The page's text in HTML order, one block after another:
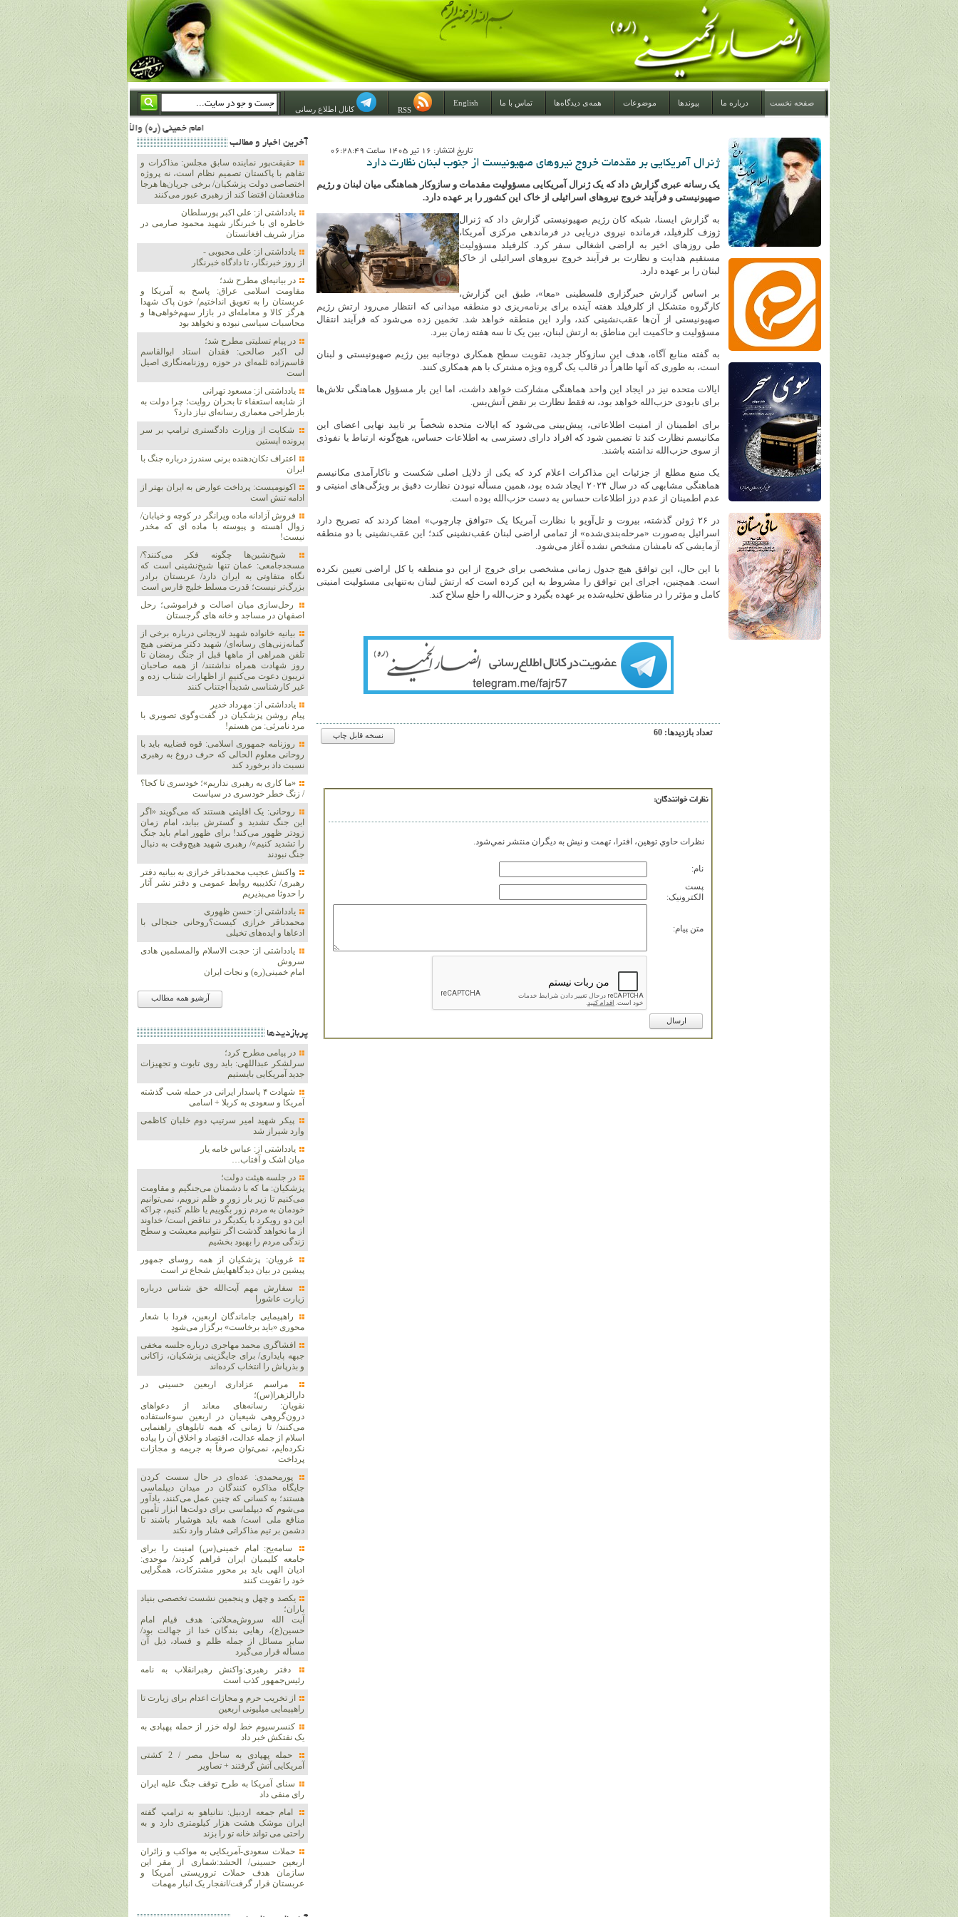
صفحه نخست درباره ما پیوندها موضوعات همه‌ی دیدگاه‌ها تماس با ما
English
کانال اطلاع رسانی
امام خمینی (ره) والله اسلام تمامش سیاست است؛ ***** امام شهید: به گفتار امام و کردار امام اهتمام بورزید ***** امام خمینی(ره): ان شاء الله ما اندوه دلمان را در وقت مناسب با انتقام از امریکا و آل سعود برطرف خواهیم ساخت و داغ و حسرت حلاوت این جنایت بزرگ را بر دلشان خواهیم نهاد 1367/4/29 ***** امام خمینی(رحمة الله علیه) : حکومت آل سعود، این وهابیهای پست بیخبر از خدا بسان خنجرند که همیشه از پشت در قلب مسلمانان فرو رفته‌اند 1366/5/12***** امام خمینی (ره) شهادت در راه خدا مسئله ای نیست که بشود با
تاريخ انتشار: 16 تير 1405 ساعت 06:28:49
ژنرال آمریکایی بر مقدمات خروج نیروهای صهیونیست از جنوب لبنان نظارت دارد
یک رسانه‌ عبری گزارش داد که یک ژنرال آمریکایی مسؤولیت مقدمات و سازوکار هماهنگی میان لبنان و رژیم
صهیونیستی و فرآیند خروج نیروهای اسرائیلی از خاک این کشور را بر عهده دارد.
به گزارش ایسنا، شبکه کان رژیم صهیونیستی گزارش داد که ژنرال
ژوزف کلرفیلد، فرمانده نیروی دریایی در فرماندهی مرکزی آمریکا،
طی روزهای اخیر به اراضی اشغالی سفر کرد. کلرفیلد مسؤولیت
مستقیم هدایت و نظارت بر فرآیند خروج نیروهای اسرائیلی از خاک
لبنان را بر عهده دارد.
بر اساس گزارش خبرگزاری فلسطینی «معا»، طبق این گزارش،
کارگروه متشکل از کلرفیلد هفته آینده برای برنامه‌ریزی دو منطقه میدانی که انتظار می‌رود ارتش رژیم
صهیونیستی از آن‌ها عقب‌نشینی کند، وارد این منطقه خواهد شد. تخمین زده می‌شود که فرآیند انتقال
مسؤولیت و حاکمیت این مناطق به ارتش لبنان، بین یک تا سه هفته زمان ببرد.
به گفته منابع آگاه، هدف این سازوکار جدید، تقویت سطح همکاری دوجانبه بین رژیم صهیونیستی و لبنان
است، به طوری که آنها ظاهراً در قالب یک گروه ویژه مشترک با هم همکاری کنند.
ایالات متحده نیز در ایجاد این واحد هماهنگی مشارکت خواهد داشت، اما این بار مسؤول هماهنگی تلاش‌ها
برای نابودی حزب‌الله خواهد بود، نه فقط نظارت بر نقض آتش‌بس.
برای اطمینان از امنیت اطلاعاتی، پیش‌بینی می‌شود که ایالات متحده شخصاً بر تایید نهایی اعضای این
مکانیسم نظارت کند تا تضمین شود که افراد دارای دسترسی به اطلاعات حساس، هیچ‌گونه ارتباط یا نفوذی
از سوی حزب‌الله نداشته باشند.
یک منبع مطلع از جزئیات این مذاکرات اعلام کرد که یکی از دلایل اصلی شکست و ناکارآمدی مکانیسم
هماهنگی مشابهی که در سال ۲۰۲۴ ایجاد شده بود، همین مسأله نبودن نظارت دقیق بر ویژگی‌های امنیتی و
عدم اطمینان از عدم درز اطلاعات حساس به دست حزب‌الله بوده است.
در ۲۶ ژوئن گذشته، بیروت و تل‌آویو با نظارت آمریکا یک «توافق چارچوب» امضا کردند که تصریح دارد
اسرائیل به‌صورت «مرحله‌بندی‌شده» از تمامی اراضی لبنان عقب‌نشینی کند؛ این عقب‌نشینی با دو منطقه
آزمایشی که نامشان مشخص نشده آغاز می‌شود.
با این حال، این توافق هیچ جدول زمانی مشخصی برای خروج از این دو منطقه یا کل اراضی تعیین نکرده
است. همچنین، اجرای این توافق را مشروط به این کرده است که ارتش لبنان به‌تنهایی مسئولیت امنیتی
کامل و مؤثر را در مناطق تخلیه‌شده بر عهده بگیرد و حزب‌الله را خلع سلاح کند.
تعداد بازديدها: 60 نسخه قابل چاپ
نظرات خوانندگان:
نظرات حاوي توهين، افترا، تهمت و نيش به ديگران منتشر نمي‌شود.
نام:
پست
الکترونيک:
متن پيام:
آخرين اخبار و مطالب
حقیقت‌پور نماینده سابق مجلس: مذاکرات و
تفاهم با پاکستان تصمیم نظام است، نه پروژه
اختصاصی دولت پزشکیان/ برخی جریان‌ها هرجا
منافعشان اقتضا کند از رهبری عبور می‌کنند
یادداشتی از: علی اکبر پورسلطان
خاطره ای با خبرنگار شهید محمود صارمی در
مزار شریف افغانستان
یادداشتی از: علی محبوبی -
از روز خبرنگار، تا دادگاه خبرنگار
در بیانیه‌ای مطرح شد؛
مقاومت اسلامی عراق: پاسخ به آمریکا و
عربستان را به تعویق انداختیم/ خون پاک شهدا
هرگز کالا و معامله‌ای در بازار سهم‌خواهی‌ها و
محاسبات سیاسی نبوده و نخواهد بود
در پیام تسلیتی مطرح شد؛
لی اکبر صالحی: فقدان استاد ابوالقاسم
قاسم‌زاده ثلمه‌ای در حوزه روزنامه‌نگاری اصیل
است
یادداشتی از: مسعود تهرانی
از شایعه استعفاء تا بحران روایت؛ چرا دولت به
بازطراحی معماری رسانه‌ای نیاز دارد؟
شکایت از وزارت دادگستری ترامپ بر سر
پرونده اپستین
اعتراف تکان‌دهنده برنی سندرز درباره جنگ با
ایران
اکونومیست: پرداخت عوارض به ایران بهتر از
ادامه تنش است
فروش آزادانه ماده ویرانگر در کوچه و خیابان/
زوال آهسته و پیوسته با ماده ای که مخدر
نیست!
شیخ‌نشین‌ها چگونه فکر می‌کنند؟/
مسجدجامعی: عمان تنها شیخ‌نشینی است که
نگاه متفاوتی به ایران دارد/ عربستان برادر
بزرگ‌تر نیست؛ قدرت مسلط خلیج فارس است
رحل‌سازی میان اصالت و فراموشی؛ رحل
اصفهان در مساجد و خانه های گرجستان
بیانیه خانواده شهید لاریجانی درباره برخی از
گمانه‌زنی‌های رسانه‌ای/ شهید دکتر مرتضی هیچ
تلفن همراهی از ماهها قبل از جنگ رمضان تا
روز شهادت همراه نداشتند/ از همه صاحبان
تریبون دعوت می‌کنیم از اظهارات شتاب زده و
غیر کارشناسی شدیداً اجتناب کنند
یادداشتی از: مهرداد خدیر
پیام روشن پزشکیان در گفت‌و‌گوی تصویری با
مرد نامرئی: من هستم!
روزنامه جمهوری اسلامی: قوه قضاییه باید با
روحانی معلوم الحالی که حرف دروغ به رهبری
نسبت داد برخورد کند
«ما کاری به رهبری نداریم»؛ خودسری تا کجا؟
/ زنگ خطر خودسری در سیاست
روحانی: یک اقلیتی هستند که می‌گویند «اگر
این جنگ تشدید و گسترش بیابد، امام زمان
زودتر ظهور می‌کند! برای ظهور امام باید جنگ
را تشدید کنیم»/ رهبری شهید هیچ‌وقت به دنبال
جنگ نبودند
واکنش عجیب محمدباقر خرازی به بیانیه دفتر
رهبری/ تکذیبیه روابط عمومی و دفتر نشر آثار
را حدوثا می‌پذیریم
یادداشتی از: حسن ظهوری
محمدباقر خرازی کیست؟روحانی جنجالی با
ادعاها و ایده‌های تخیلی
یادداشتی از: حجت الاسلام والمسلمین هادی
سروش
امام خمینی(ره) و نجات ایران
آرشیو همه مطالب
پربازديدها
در پیامی مطرح کرد؛
سرلشکر عبداللهی: باید روی تابوت و تجهیزات
جدید آمریکایی بایستیم
شهادت ۴ پاسدار ایرانی در حمله شب گذشته
آمریکا و سعودی به کربلا + اسامی
پیکر شهید امیر سرتیپ دوم خلبان کاظمی
وارد شیراز شد
یادداشتی از: عباس خامه یار
میان اشک و آفتاب…
در جلسه هیئت دولت؛
پزشکیان: ما که با دشمنان می‌جنگیم و مقاومت
می‌کنیم تا زیر بار زور و ظلم نرویم، نمی‌توانیم
خودمان به مردم زور بگوییم یا ظلم کنیم، چراکه
این دو رویکرد با یکدیگر در تناقض است/ خداوند
از ما نخواهد گذشت اگر نتوانیم معیشت و سطح
زندگی مردم را بهبود بخشیم
غرویان: پزشکیان از همه روسای جمهور
پیشین در بیان دیدگاههایش شجاع تر است
سفارش مهم آیت‌الله حق شناس درباره
زیارت عاشورا
راهپیمایی جاماندگان اربعین، فردا با شعار
محوری «باید برخاست» برگزار می‌شود
افشاگری محمد مهاجری درباره جلسه مخفی
جبهه پایداری/ برای جایگزینی پزشکیان، زاکانی
و بذرپاش را انتخاب کرده‌اند
مراسم عزاداری اربعین حسینی در
دارالزهرا(س)؛
نقویان: رسانه‌های معاند از دعواهای
درون‌گروهی شیعیان در اربعین سوءاستفاده
می‌کنند/ تا زمانی که همه تابلوهای راهنمایی
اسلام از جمله عدالت، اقتصاد و اخلاق آن را پیاده
نکرده‌ایم، نمی‌توان صرفاً به جریمه و مجازات
پرداخت
پورمحمدی: عده‌ای در حال سست کردن
جایگاه مذاکره کنندگان در میدان دیپلماسی
هستند؛ به کسانی که چنین عمل می‌کنند، یادآور
می‌شوم که دیپلماسی برای دولت‌ها ابزار تأمین
منافع ملی است/ همه باید هوشیار باشند تا
دشمن بر تیم مذاکراتی فشار وارد نکند
سامه‌یح: امام خمینی(س) امنیت را برای
جامعه کلیمیان ایران فراهم کردند/ موحدی:
ادیان الهی باید بر محور مشترکات، همگرایی
خود را تقویت کنند
یکصد و چهل و پنجمین نشست تخصصی بنیاد
باران؛
آیت الله سروش‌محلاتی: هدف قیام امام
حسین(ع)، رهایی بندگان خدا از جهالت بود/
سایر مسائل از جمله ظلم و فساد، ذیل آن
مسأله قرار می‌گیرد
دفتر رهبری:واکنش رهبرانقلاب به نامه
رئیس‌جمهور کذب است
از تخریب حرم و مجازات اعدام برای زیارت تا
راهپیمایی میلیونی اربعین
کنسرسیوم خط لوله خزر از حمله پهپادی به
یک نفتکش خبر داد
حمله پهپادی به ساحل مصر / 2 کشتی
آمریکایی آتش گرفتند + تصاویر
سنای آمریکا به طرح توقف جنگ علیه ایران
رای منفی داد
امام جمعه اردبیل: نتانیاهو به ترامپ گفته
ایران موشک هشت هزار کیلومتری دارد و به
راحتی می تواند خانه تو را بزند
حملات سعودی-آمریکایی به مواکب و زائران
اربعین حسینی/ الحشد:شماری از مقر این
سازمان هدف حملات تروریستی آمریکا و
عربستان قرار گرفت/انفجار یک انبار مهمات